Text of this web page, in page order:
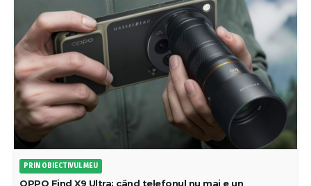
PRIN OBIECTIVUL MEU
OPPO Find X9 Ultra: când telefonul nu mai e un